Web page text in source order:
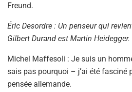
Freund.
Éric Desordre : Un penseur qui
Gilbert Durand est Martin Heidegger.
Michel Maffesoli : Je suis un
sais pas pourquoi – j’ai été fasciné
pensée allemande.